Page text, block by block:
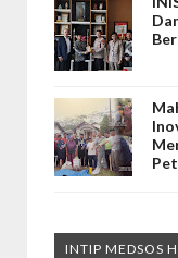
INTIP MEDSOS